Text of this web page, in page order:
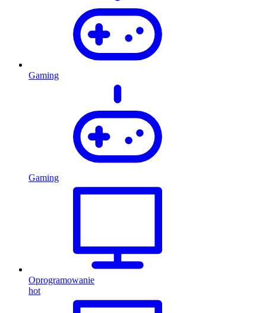
Gaming
Gaming
Oprogramowanie
hot